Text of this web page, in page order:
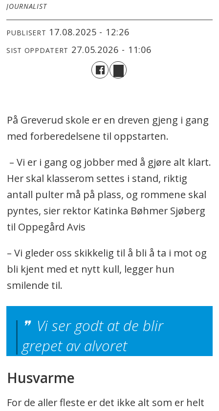
JOURNALIST
PUBLISERT 17.08.2025 - 12:26
SIST OPPDATERT 27.05.2026 - 11:06
På Greverud skole er en dreven gjeng i gang
med forberedelsene til oppstarten.
– Vi er i gang og jobber med å gjøre alt klart.
Her skal klasserom settes i stand, riktig
antall pulter må på plass, og rommene skal
pyntes, sier rektor Katinka Bøhmer Sjøberg
til Oppegård Avis
– Vi gleder oss skikkelig til å bli å ta i mot og
bli kjent med et nytt kull, legger hun
smilende til.
Vi ser godt at de blir
grepet av alvoret
Husvarme
For de aller fleste er det ikke alt som er helt